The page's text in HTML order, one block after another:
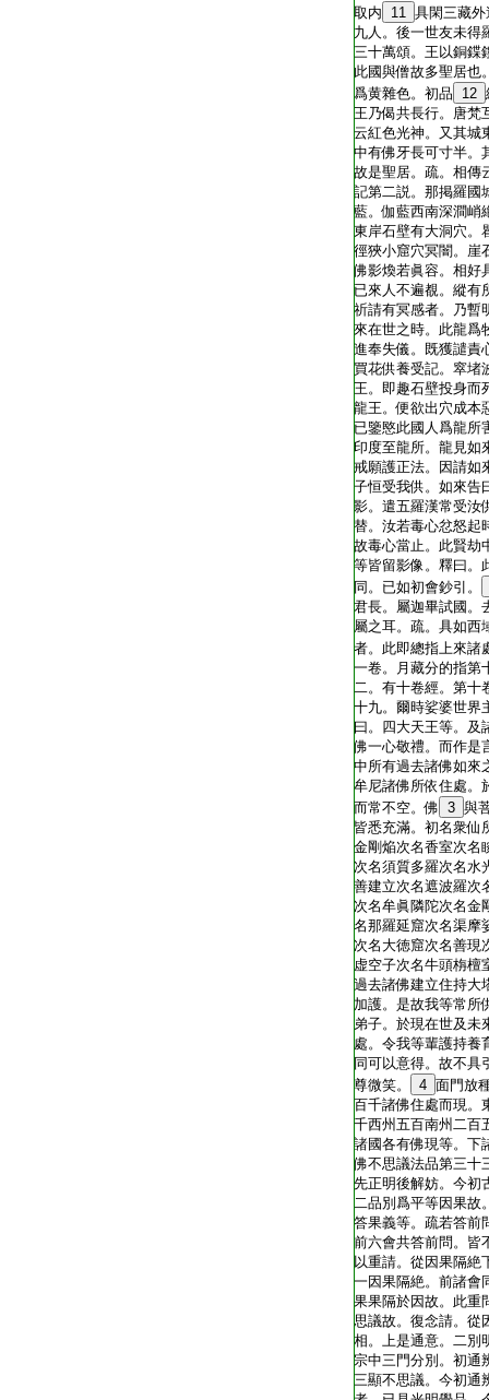
取内
11 具閑三藏
九人。後一世友未得
三十萬頌。王以銅鍱
此國與僧故多聖居也
爲黄雜色。初品
12
王乃偈共長行。唐梵
云紅色光神。又其城
中有佛牙長可寸半。
故是聖居。疏。相傳
記第二説。那掲羅國
藍。伽藍西南深澗峭
東岸石壁有大洞穴。
徑狹小窟穴冥闇。崖
佛影煥若眞容。相好
已來人不遍覩。縱有
祈請有冥感者。乃暫
來在世之時。此龍爲
進奉失儀。既獲譴責
買花供養受記。窣堵
王。即趣石壁投身而
龍王。便欲出穴成本
已鑒愍此國人爲龍所
印度至龍所。龍見如
戒願護正法。因請如
子恒受我供。如來告
影。遣五羅漢常受汝
替。汝若毒心忿怒起
故毒心當止。此賢劫
等皆留影像。釋曰。
同。已如初會鈔引。
君長。屬迦畢試國。
屬之耳。疏。具如西
者。此即總指上來諸
一卷。月藏分的指第
二。有十卷經。第十
十九。爾時娑婆世界
曰。四大天王等。及
佛一心敬禮。而作是
中所有過去諸佛如來
牟尼諸佛所依住處。
而常不空。佛 3 與
皆悉充滿。初名衆仙
金剛焔次名香室次名
次名須質多羅次名水
善建立次名遮波羅次
次名牟眞隣陀次名金
名那羅延窟次名渠摩
次名大徳窟次名善現
虚空子次名牛頭栴檀
過去諸佛建立住持大
加護。是故我等常所
弟子。於現在世及未
處。令我等輩護持養
同可以意得。故不具
尊微笑。
4 面門放
百千諸佛住處而現。
千西州五百南州二百
諸國各有佛現等。下
佛不思議法品第三十
先正明後解妨。今初
二品別爲平等因果故
答果義等。疏若答前
前六會共答前問。皆
以重請。從因果隔絶
一因果隔絶。前諸會
果果隔於因故。此重
思議故。復念請。從
相。上是通意。二別
宗中三門分別。初通
三顯不思議。今初通